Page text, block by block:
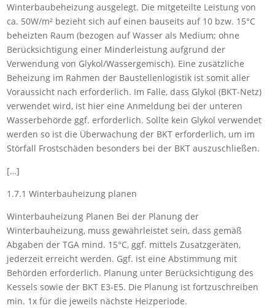
Winterbaubeheizung ausgelegt. Die mitgeteilte Leistung von
ca. 50W/m² bezieht sich auf einen bauseits auf 10 bzw. 15°C
beheizten Raum (bezogen auf Wasser als Medium; ohne
Berücksichtigung einer Minderleistung aufgrund der
Verwendung von Glykol/Wassergemisch). Eine zusätzliche
Beheizung im Rahmen der Baustellenlogistik ist somit aller
Voraussicht nach erforderlich. Im Falle, dass Glykol (BKT-Netz)
verwendet wird, ist hier eine Anmeldung bei der unteren
Wasserbehörde ggf. erforderlich. Sollte kein Glykol verwendet
werden so ist die Überwachung der BKT erforderlich, um im
Störfall Frostschäden besonders bei der BKT auszuschließen.
[…]
1.7.1 Winterbauheizung planen
Winterbauheizung Planen Bei der Planung der
Winterbauheizung, muss gewährleistet sein, dass gemäß
Abgaben der TGA mind. 15°C, ggf. mittels Zusatzgeräten,
jederzeit erreicht werden. Ggf. ist eine Abstimmung mit
Behörden erforderlich. Planung unter Berücksichtigung des
Kessels sowie der BKT E3-E5. Die Planung ist fortzuschreiben
min. 1x für die jeweils nächste Heizperiode.